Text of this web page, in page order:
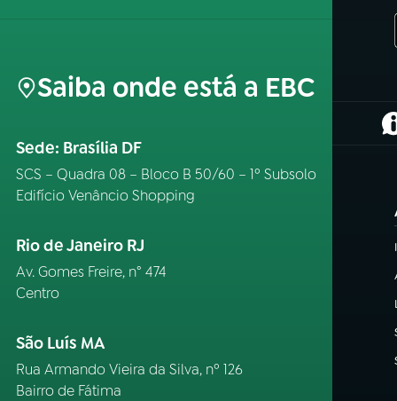
Saiba onde está a EBC
Sede: Brasília DF
SCS – Quadra 08 – Bloco B 50/60 – 1º Subsolo
Edifício Venâncio Shopping
Rio de Janeiro RJ
Av. Gomes Freire, n° 474
Centro
São Luís MA
Rua Armando Vieira da Silva, nº 126
Bairro de Fátima